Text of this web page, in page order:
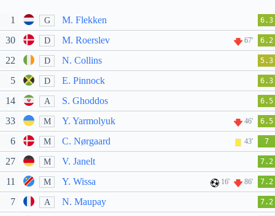
1 G M. Flekken 6.3
30 D M. Roerslev 67' 6.2
22 D N. Collins 5.3
5 D E. Pinnock 6.3
14 A S. Ghoddos 6.5
33 M Y. Yarmolyuk 46' 6.5
6 M C. Nørgaard 43' 7
27 M V. Janelt 7.2
11 M Y. Wissa 16' 86' 7.2
7 A N. Maupay 7.2